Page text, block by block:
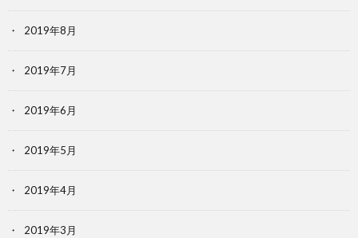
2019年8月
2019年7月
2019年6月
2019年5月
2019年4月
2019年3月